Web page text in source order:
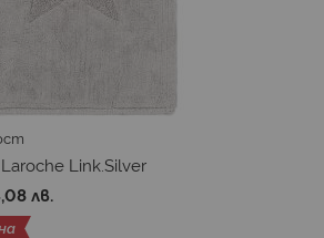
Link.Silver
лв.